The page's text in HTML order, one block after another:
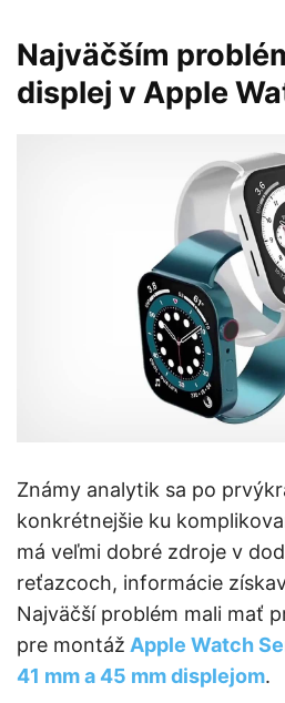
Najväčším
displej v Apple
Známy analytik sa po
konkrétnejšie ku
má veľmi dobré zdroje v
reťazcoch, informácie
Najväčší problém mali mať
pre montáž Apple Watch
41 mm a 45 mm displejom.